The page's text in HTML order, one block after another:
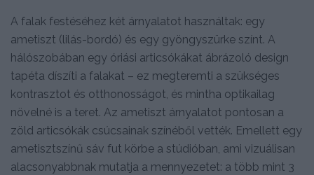
A falak festéséhez két árnyalatot használtak: egy
ametiszt (lilás-bordó) és egy gyöngyszürke színt. A
hálószobában egy óriási articsókákat ábrázoló design
tapéta díszíti a falakat – ez megteremti a szükséges
kontrasztot és otthonosságot, és mintha optikailag
növelné is a teret. Az ametiszt árnyalatot pontosan a
zöld articsókák csúcsainak színéből vették. Emellett egy
ametisztszínű sáv fut körbe a stúdióban, ami vizuálisan
alacsonyabbnak mutatja a mennyezetet: a több mint 3